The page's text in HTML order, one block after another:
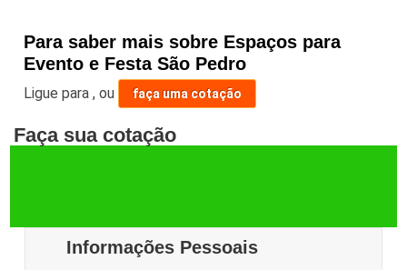
Para saber mais sobre Espaços para
Evento e Festa São Pedro
Ligue para,ou faça uma cotação
Faça sua cotação
Informações Pessoais